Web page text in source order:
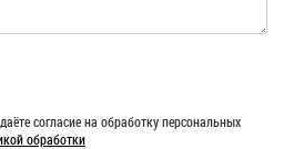
согласие на обработку персональных
обработки